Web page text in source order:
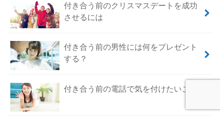
付き合う前のクリスマスデートを成功
させるには
付き合う前の男性には何をプレゼント
する？
付き合う前の電話で気を付けたいこと